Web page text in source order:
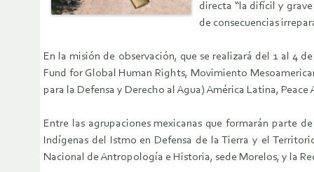
directa “la difícil y
de consecuencias
En la misión de observación, que se realizará del 1 al 4
Fund for Global Human Rights, Movimiento
para la Defensa y Derecho al Agua) América Latina,
Entre las agrupaciones mexicanas que formarán parte
Indígenas del Istmo en Defensa de la Tierra y el
Nacional de Antropología e Historia, sede Morelos, y la